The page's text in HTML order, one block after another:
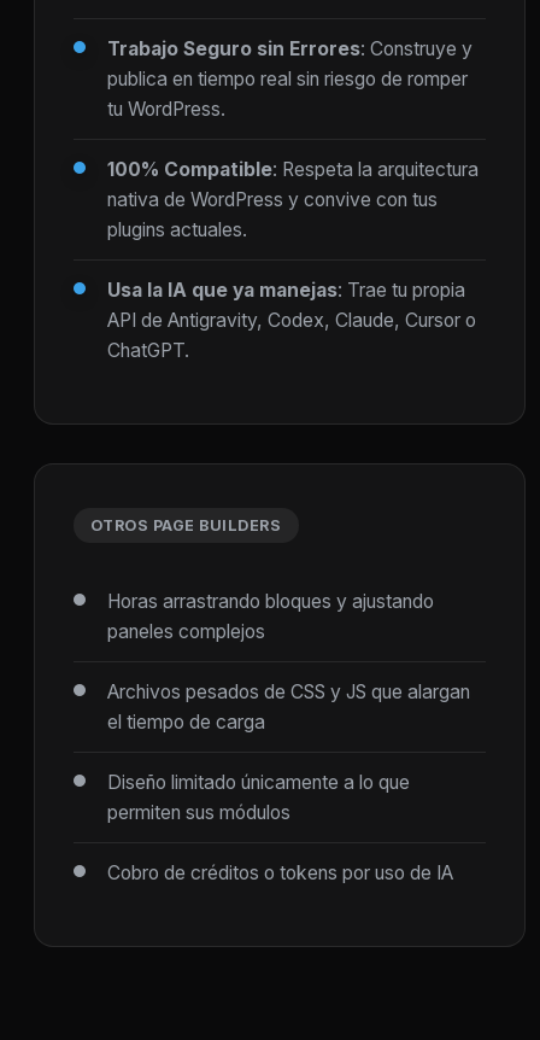
Trabajo Seguro sin Errores: Construye y
publica en tiempo real sin riesgo de romper
tu WordPress.
100% Compatible: Respeta la arquitectura
nativa de WordPress y convive con tus
plugins actuales.
Usa la IA que ya manejas: Trae tu propia
API de Antigravity, Codex, Claude, Cursor o
ChatGPT.
OTROS PAGE BUILDERS
Horas arrastrando bloques y ajustando
paneles complejos
Archivos pesados de CSS y JS que alargan
el tiempo de carga
Diseño limitado únicamente a lo que
permiten sus módulos
Cobro de créditos o tokens por uso de IA